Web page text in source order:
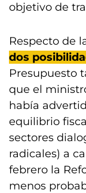
objetivo de
Respecto de
dos
Presupuesto
que el
había
equilibrio
sectores
radicales) a
febrero la
menos